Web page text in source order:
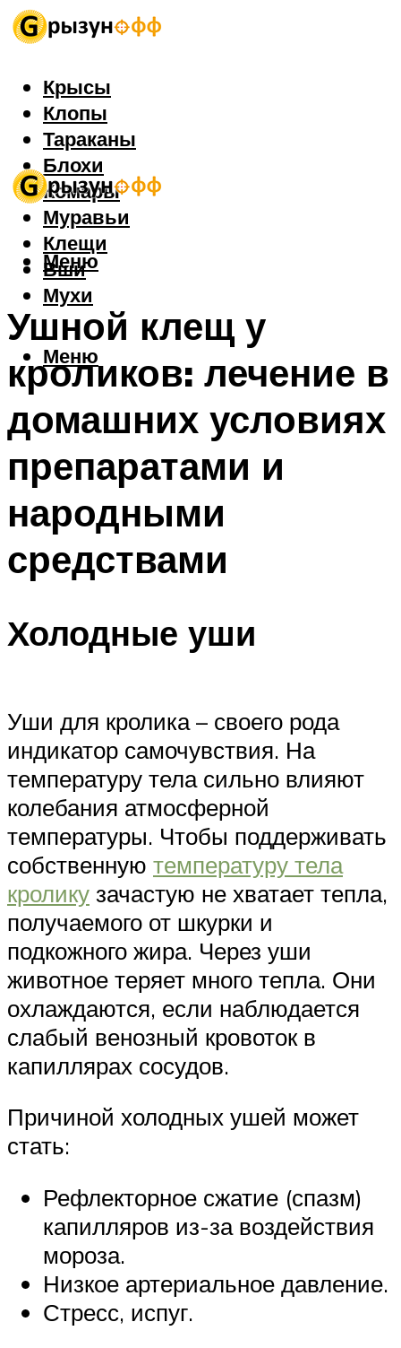
Крысы
Клопы
Тараканы
Блохи
Комары
Муравьи
Клещи
Вши
Мухи
Меню
Меню
Ушной клещ у
кроликов: лечение в
домашних условиях
препаратами и
народными
средствами
Холодные уши
Уши для кролика – своего рода
индикатор самочувствия. На
температуру тела сильно влияют
колебания атмосферной
температуры. Чтобы поддерживать
собственную температуру тела
кролику зачастую не хватает тепла,
получаемого от шкурки и
подкожного жира. Через уши
животное теряет много тепла. Они
охлаждаются, если наблюдается
слабый венозный кровоток в
капиллярах сосудов.
Причиной холодных ушей может
стать:
Рефлекторное сжатие (спазм)
капилляров из-за воздействия
мороза.
Низкое артериальное давление.
Стресс, испуг.